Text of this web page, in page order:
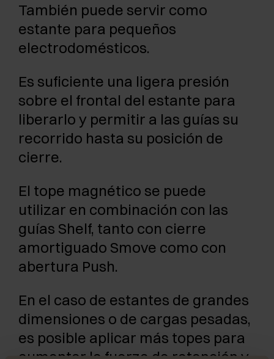
También puede servir como
estante para pequeños
electrodomésticos.
Es suficiente una ligera presión
sobre el frontal del estante para
liberarlo y permitir a las guías su
recorrido hasta su posición de
cierre.
El tope magnético se puede
utilizar en combinación con las
guías Shelf, tanto con cierre
amortiguado Smove como con
abertura Push.
En el caso de estantes de grandes
dimensiones o de cargas pesadas,
es posible aplicar más topes para